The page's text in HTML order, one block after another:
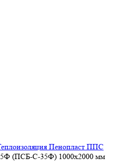
Пенопласт ППС
(ПСБ-С-35Ф) 1000х2000 мм